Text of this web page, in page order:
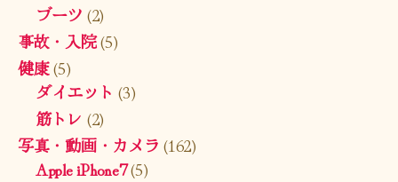
ブーツ (2)
事故・入院(5)
健康(5)
ダイエット (3)
筋トレ (2)
写真・動画・カメラ (162)
Apple iPhone7(5)